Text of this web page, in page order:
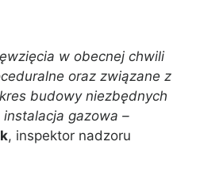
w obecnej chwili
oraz związane z
budowy niezbędnych
gazowa –
, inspektor nadzoru